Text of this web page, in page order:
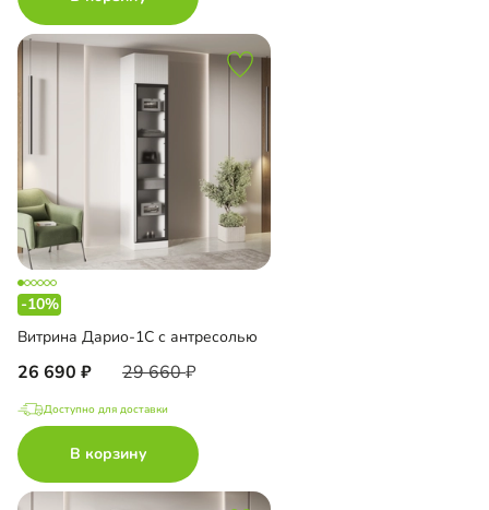
-10%
Витрина Дарио-1С с антресолью
26 690 29 660
Доступно для доставки
В корзину